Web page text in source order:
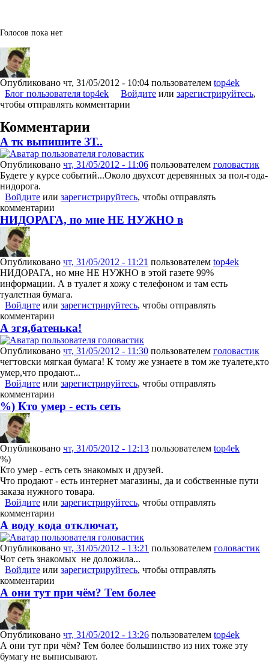
Голосов пока нет
Опубликовано чт, 31/05/2012 - 10:04 пользователем top4ek
Блог пользователя top4ek
Войдите или зарегистрируйтесь,
чтобы отправлять комментарии
Комментарии
А тк выпишите ЗТ..
Опубликовано чт, 31/05/2012 - 11:06 пользователем головастик
Будете у курсе событий...Около двухсот деревянных за пол-года-
нидорога.
Войдите или зарегистрируйтесь, чтобы отправлять
комментарии
НИДОРАГА, но мне НЕ НУЖНО в
Опубликовано чт, 31/05/2012 - 11:21 пользователем top4ek
НИДОРАГА, но мне НЕ НУЖНО в этой газете 99%
информации. А в туалет я хожу с телефоном и там есть
туалетная бумага.
Войдите или зарегистрируйтесь, чтобы отправлять
комментарии
А згя,батенька!
Опубликовано чт, 31/05/2012 - 11:30 пользователем головастик
чегтовски мягкая бумага! К тому же узнаете в том же туалете,кто
умер,что продают...
Войдите или зарегистрируйтесь, чтобы отправлять
комментарии
%) Кто умер - есть сеть
Опубликовано чт, 31/05/2012 - 12:13 пользователем top4ek
%)
Кто умер - есть сеть знакомых и друзей.
Что продают - есть интернет магазины, да и собственные пути
заказа нужного товара.
Войдите или зарегистрируйтесь, чтобы отправлять
комментарии
А воду кода отключат,
Опубликовано чт, 31/05/2012 - 13:21 пользователем головастик
Чот сеть знакомых не доложила...
Войдите или зарегистрируйтесь, чтобы отправлять
комментарии
А они тут при чём? Тем более
Опубликовано чт, 31/05/2012 - 13:26 пользователем top4ek
А они тут при чём? Тем более большинство из них тоже эту
бумагу не выписывают.